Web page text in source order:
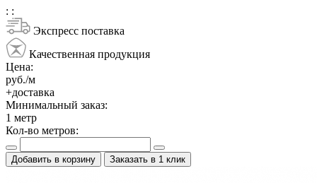
: :
Экспресс поставка
Качественная продукция
Цена:
руб./м
+доставка
Минимальный заказ:
1 метр
Кол-во метров:
Добавить в корзину Заказать в 1 клик